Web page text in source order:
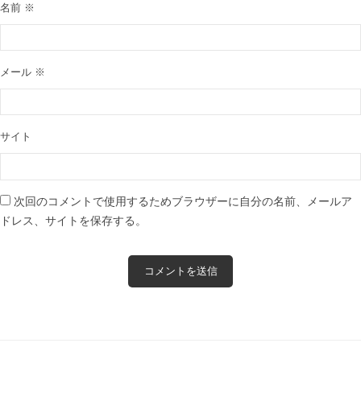
名前 ※
メール ※
サイト
次回のコメントで使用するためブラウザーに自分の名前、メールア
ドレス、サイトを保存する。